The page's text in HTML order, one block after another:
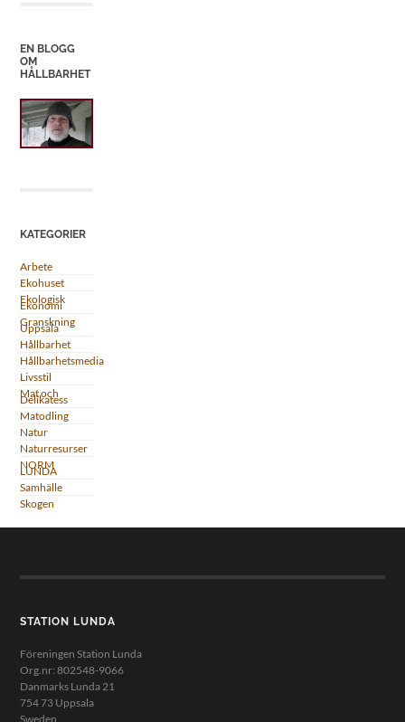
EN BLOGG
OM
HÅLLBARHET
KATEGORIER
Arbete
Ekohuset
Ekologisk
Ekonomi
Granskning
Uppsala
Hållbarhet
Hållbarhetsmedia
Livsstil
Mat och
Delikatess
Matodling
Natur
Naturresurser
NORM
LUNDA
Samhälle
Skogen
STATION LUNDA
Föreningen Station Lunda
Org.nr: 802548-9066
Danmarks Lunda 21
754 73 Uppsala
Sweden